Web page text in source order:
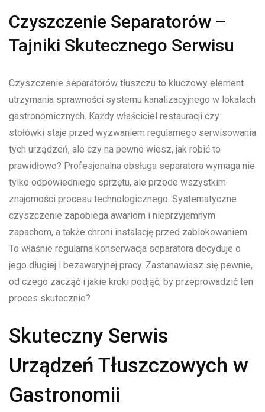
Czyszczenie Separatorów –
Tajniki Skutecznego Serwisu
Czyszczenie separatorów tłuszczu to kluczowy element
utrzymania sprawności systemu kanalizacyjnego w lokalach
gastronomicznych. Każdy właściciel restauracji czy
stołówki staje przed wyzwaniem regularnego serwisowania
tych urządzeń, ale czy na pewno wiesz, jak robić to
prawidłowo? Profesjonalna obsługa separatora wymaga nie
tylko odpowiedniego sprzętu, ale przede wszystkim
znajomości procesu technologicznego. Systematyczne
czyszczenie zapobiega awariom i nieprzyjemnym
zapachom, a także chroni instalację przed zablokowaniem.
To właśnie regularna konserwacja separatora decyduje o
jego długiej i bezawaryjnej pracy. Zastanawiasz się pewnie,
od czego zacząć i jakie kroki podjąć, by przeprowadzić ten
proces skutecznie?
Skuteczny Serwis
Urządzeń Tłuszczowych w
Gastronomii